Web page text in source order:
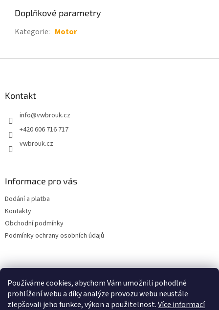
Používáme cookies, abychom Vám umožnili pohodlné
prohlížení webu a díky analýze provozu webu neustále
zlepšovali jeho funkce, výkon a použitelnost.Více informací
Doplňkové parametry
Kategorie: Motor
Kontakt
info@vwbrouk.cz
+420 606 716 717
vwbrouk.cz
Informace pro vás
Dodání a platba
Kontakty
Obchodní podmínky
Podmínky ochrany osobních údajů